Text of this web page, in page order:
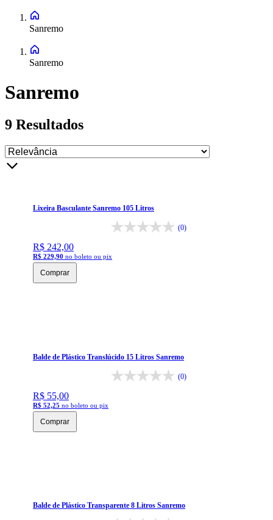
Sanremo
Sanremo
Sanremo
9 Resultados
Lixeira Basculante Sanremo 105 Litros
(0)
R$ 242,00
R$ 229,90 no boleto ou pix
Comprar
Balde de Plástico Translúcido 15 Litros Sanremo
(0)
R$ 55,00
R$ 52,25 no boleto ou pix
Comprar
Balde de Plástico Transparente 8 Litros Sanremo